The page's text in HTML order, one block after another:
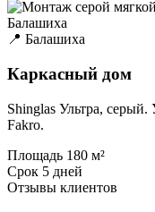
📍 Балашиха
Каркасный дом
Shinglas Ультра,
Fakro.
Площадь 180 м²
Срок 5 дней
Отзывы клиентов